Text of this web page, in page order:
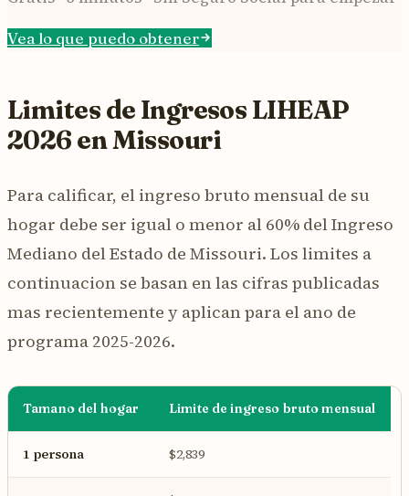
Vea lo que puedo obtener
Limites de Ingresos LIHEAP
2026 en Missouri
Para calificar, el ingreso bruto mensual de su
hogar debe ser igual o menor al 60% del Ingreso
Mediano del Estado de Missouri. Los limites a
continuacion se basan en las cifras publicadas
mas recientemente y aplican para el ano de
programa 2025-2026.
Tamano del hogar Limite de ingreso bruto mensual
1 persona $2,839